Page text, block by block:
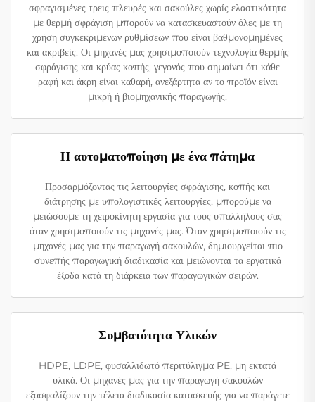
σφραγισμένες τρεις πλευρές και σακούλες χωρίς ελαστικότητα
με θερμή σφράγιση μπορούν να κατασκευαστούν όλες με τη
χρήση συγκεκριμένων ρυθμίσεων που είναι βαθμονομημένες
και ακριβείς. Οι μηχανές μας χρησιμοποιούν τεχνολογία θερμής
σφράγισης και κρύας κοπής, γεγονός που σημαίνει ότι κάθε
ραφή και άκρη είναι καθαρή, ανεξάρτητα αν το προϊόν είναι
μικρή ή βιομηχανικής παραγωγής.
Η αυτοματοποίηση με ένα πάτημα
Προσαρμόζοντας τις λειτουργίες σφράγισης, κοπής και
διάτρησης με υπολογιστικές λειτουργίες, μπορούμε να
μειώσουμε τη χειροκίνητη εργασία για τους υπαλλήλους σας
όταν χρησιμοποιούν τις μηχανές μας. Όταν χρησιμοποιούν τις
μηχανές μας για την παραγωγή σακουλών, δημιουργείται πιο
συνεπής παραγωγική διαδικασία και μειώνονται τα εργατικά
έξοδα κατά τη διάρκεια των παραγωγικών σειρών.
Συμβατότητα Υλικών
HDPE, LDPE, φυσαλλιδωτό περιτύλιγμα PE, μη εκτατά
υλικά. Οι μηχανές μας για την παραγωγή σακουλών
εξασφαλίζουν την τέλεια διαδικασία κατασκευής για να παράγετε